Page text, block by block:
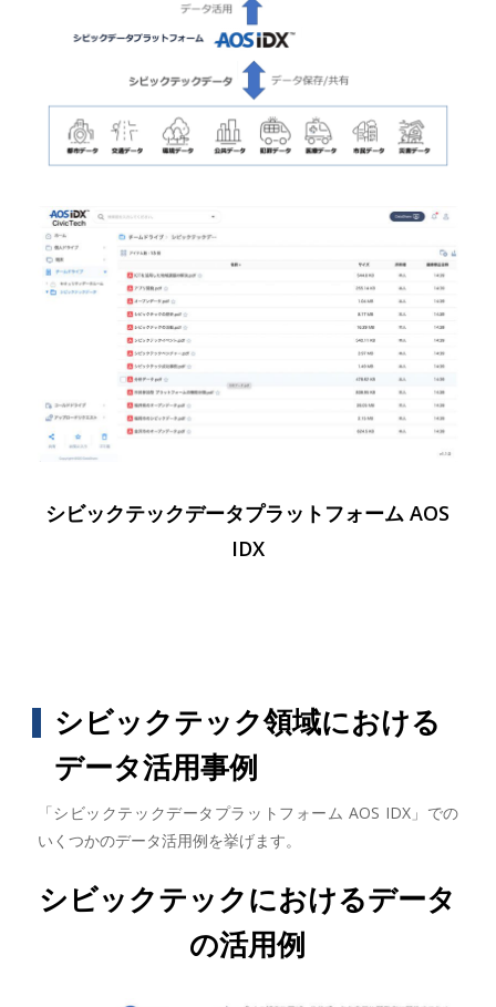
シビックテックデータプラットフォーム AOS
IDX
シビックテック領域における
データ活用事例
「シビックテックデータプラットフォーム AOS IDX」での
いくつかのデータ活用例を挙げます。
シビックテックにおけるデータ
の活用例